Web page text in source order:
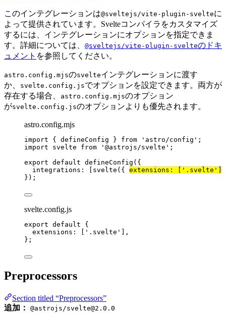
このインテグレーションは@sveltejs/vite-plugin-svelteに
よって提供されています。Svelteコンパイラをカスタマイズ
するには、インテグレーションにオプションを指定できま
す。詳細については、 @sveltejs/vite-plugin-svelteのドキ
ュメント を参照してください。
astro.config.mjsのsvelteインテグレーションに渡す
か、
svelte.config.jsでオプションを設定できます。両方が
存在する場合、
astro.config.mjsのオプション
がsvelte.config.jsのオプションよりも優先されます。
astro.config.mjs
import { defineConfig } from ' astro/config ' ;
import svelte from ' @astrojs/svelte ' ;
export default defineConfig ({
integrations: [ svelte ({ extensions: [ ' .svelte '
});
svelte.config.js
export default {
extensions: [
' .svelte '
],
};
Preprocessors
Section titled “Preprocessors”
追加：
@astrojs/svelte@2.0.0